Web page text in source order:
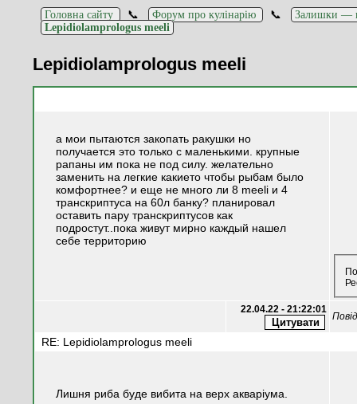
Головна сайту 📞 Форум про кулінарію 📞 Залишки —
Lepidiolamprologus meeli
Lepidiolamprologus meeli
а мои пытаются закопать ракушки но
получается это только с маленькими. крупные
рапаны им пока не под силу. желательно
заменить на легкие какието чтобы рыбам было
комфортнее? и еще не много ли 8 meeli и 4
транскриптуса на 60л банку? планировал
оставить пару транскриптусов как
подростут..пока живут мирно каждый нашел
себе территорию
22.04.22 - 21:22:01
RE: Lepidiolamprologus meeli
Лишня риба буде вибита на верх акваріума.